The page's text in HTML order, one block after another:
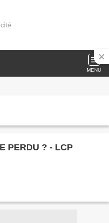
MENU
PERDU ? - LCP